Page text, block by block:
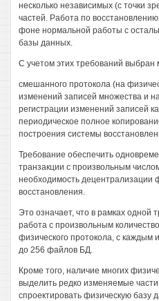
несколько независимых (с точки
частей. Работа по
фоне нормальной работы с
базы данных.
С учетом этих требований выбран
смешанного протокола (на
изменений записей множества и
регистрации изменений записей
периодическое полное
построения системы
Требование обеспечить
транзакции с произвольным
необходимость децентрализации
восстановления.
Это означает, что в рамках одной
работа с произвольным
физического протокола, с каждым
до 256 файлов БД.
Кроме того, наличие многих
выделить редко изменяемые
спроектировать физическую базу